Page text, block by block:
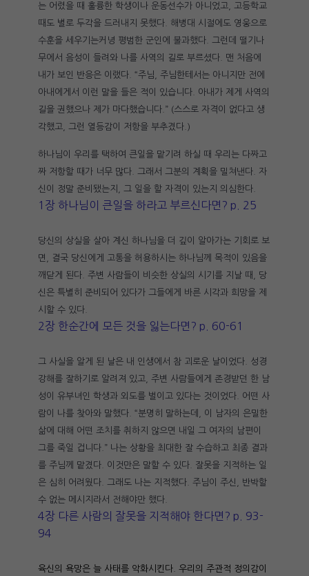
는 어렸을 때 훌륭한 학생이나 운동선수가 아니었고, 고등학교
때도 별로 두각을 드러내지 못했다. 해병대 시절에도 영웅으로
수훈을 세우기는커녕 평범한 군인에 불과했다. 그런데 떨기나
무에서 음성이 들려와 나를 사역의 길로 부르셨다. 맨 처음에
내가 보인 반응은 이랬다. “주님, 주님한테서는 아니지만 전에
아내에게서 이런 말을 들은 적이 있습니다. 아내가 제게 사역의
길을 권했으나 제가 마다했습니다.” (스스로 자격이 없다고 생
각했고, 그런 열등감이 저항을 부추겼다.)
하나님이 우리를 택하여 큰일을 맡기려 하실 때 우리는 다짜고
짜 저항할 때가 너무 많다. 그래서 그분의 계획을 밀쳐낸다. 자
신이 정말 준비됐는지, 그 일을 할 자격이 있는지 의심한다.
1장 하나님이 큰일을 하라고 부르신다면? p. 25
당신의 상실을 살아 계신 하나님을 더 깊이 알아가는 기회로 보
면, 결국 당신에게 고통을 허용하시는 하나님께 목적이 있음을
깨닫게 된다. 주변 사람들이 비슷한 상실의 시기를 지날 때, 당
신은 특별히 준비되어 있다가 그들에게 바른 시각과 희망을 제
시할 수 있다.
2장 한순간에 모든 것을 잃는다면? p. 60-61
그 사실을 알게 된 날은 내 인생에서 참 괴로운 날이었다. 성경
강해를 잘하기로 알려져 있고, 주변 사람들에게 존경받던 한 남
성이 유부녀인 학생과 외도를 벌이고 있다는 것이었다. 어떤 사
람이 나를 찾아와 말했다. “분명히 말하는데, 이 남자의 은밀한
삶에 대해 어떤 조치를 취하지 않으면 내일 그 여자의 남편이
그를 죽일 겁니다.” 나는 상황을 최대한 잘 수습하고 최종 결과
를 주님께 맡겼다. 이것만은 말할 수 있다. 잘못을 지적하는 일
은 심히 어려웠다. 그래도 나는 지적했다. 주님이 주신, 반박할
수 없는 메시지라서 전해야만 했다.
4장 다른 사람의 잘못을 지적해야 한다면? p. 93-
94
육신의 욕망은 늘 사태를 악화시킨다. 우리의 주관적 정의감이